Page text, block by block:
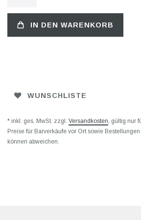
IN DEN WARENKORB
WUNSCHLISTE
* inkl. ges. MwSt. zzgl. Versandkosten, gültig nur
Preise für Barverkäufe vor Ort sowie
können abweichen.